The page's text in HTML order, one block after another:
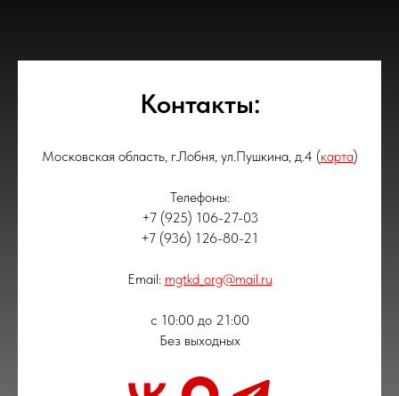
Контакты:
Московская область, г.Лобня, ул.Пушкина, д.4 (карта)
Телефоны:
+7 (925) 106-27-03
+7 (936) 126-80-21
Email: mgtkd_org@mail.ru
с 10:00 до 21:00
Без выходных